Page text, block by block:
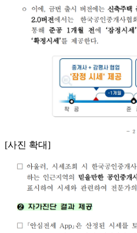
[사진 확대]